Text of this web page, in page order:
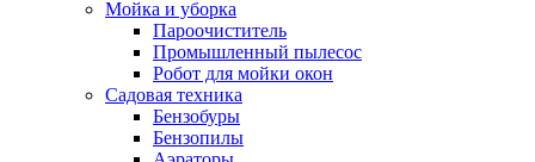
Мойка и уборка
Пароочиститель
Промышленный пылесос
Робот для мойки окон
Садовая техника
Бензобуры
Бензопилы